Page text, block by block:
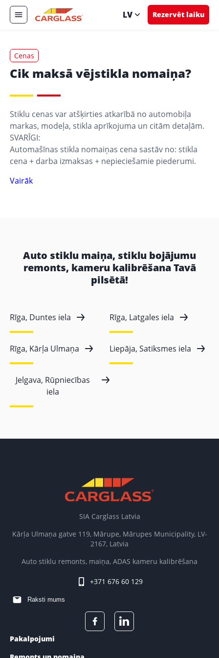
LV Rezervēt laiku
Cenas
Cik maksā vējstikla nomaiņa?
Stiklu cenas var atšķirties atkarībā no automobiļa
markas, modeļa, stikla aprīkojuma un citām detaļām.
SVARĪGI:
Automašīnas stikla nomaiņas cena sastāv no: stikla
cena + darba izmaksas + nepieciešamie piederumi.
Vairāk
Auto stiklu maiņa, stiklu bojājumu
remonts, kameru kalibrēšana Tavā
pilsētā!
Rīga, Duntes iela Rīga, Latgales iela
Rīga, Kārļa Ulmaņa Liepāja, Satiksmes iela
Jelgava, Rūpniecības
iela
SIA Carglass Latvia
Kārļa Ulmaņa gatve 119, Mārupe, Mārupes Municipality, LV-
2167, Latvia
Auto stiklu remonts, maiņa, ADAS kameru kalibrēšana
+371 676 60 129
Raksti mums
Pakalpojumi